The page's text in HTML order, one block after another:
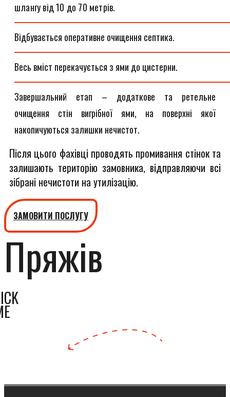
шлангу від 10 до 70 метрів.
Відбувається оперативне очищення септика.
Весь вміст перекачується з ями до цистерни.
Завершальний етап – додаткове та ретельне
очищення стін вигрібної ями, на поверхні якої
накопичуються залишки нечистот.
Після цього фахівці проводять промивання стінок та
залишають територію замовника, відправляючи всі
зібрані нечистоти на утилізацію.
ЗАМОВИТИ ПОСЛУГУ
Пряжів